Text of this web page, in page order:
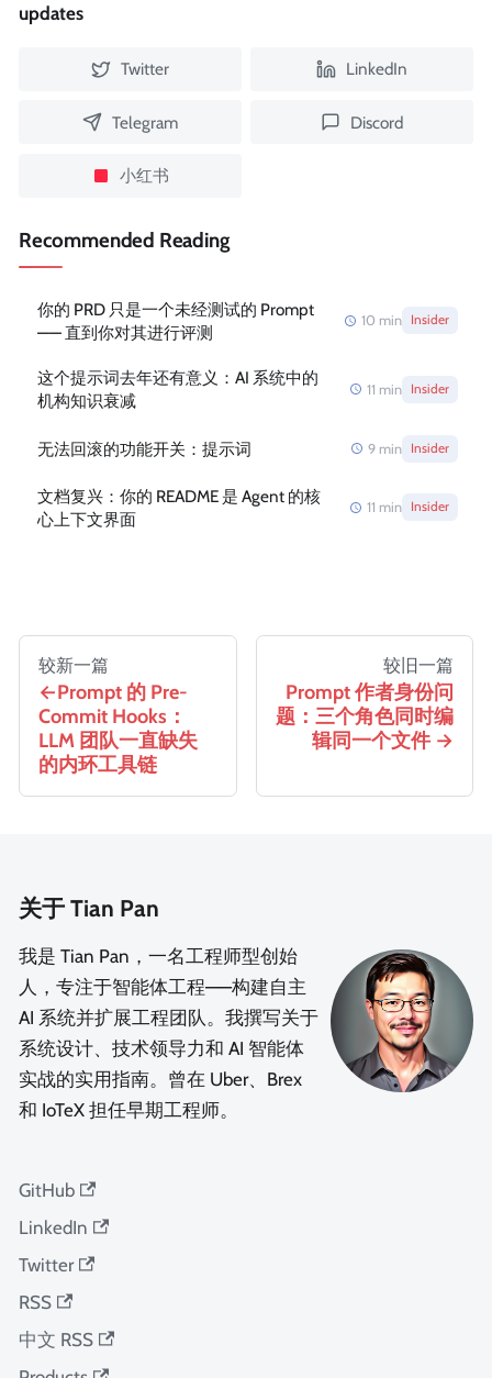
updates
Twitter LinkedIn
Telegram Discord
小红书
Recommended Reading
你的 PRD 只是一个未经测试的 Prompt
—— 直到你对其进行评测
10 min Insider
这个提示词去年还有意义：AI 系统中的
机构知识衰减
11 min Insider
无法回滚的功能开关：提示词 9 min Insider
文档复兴：你的 README 是 Agent 的核
心上下文界面
11 min Insider
较新一篇
Prompt 的 Pre-
Commit Hooks：
LLM 团队一直缺失
的内环工具链
较旧一篇
Prompt 作者身份问
题：三个角色同时编
辑同一个文件
关于 Tian Pan
我是 Tian Pan，一名工程师型创始
人，专注于智能体工程——构建自主
AI 系统并扩展工程团队。我撰写关于
系统设计、技术领导力和 AI 智能体
实战的实用指南。曾在 Uber、Brex
和 IoTeX 担任早期工程师。
GitHub
LinkedIn
Twitter
RSS
中文 RSS